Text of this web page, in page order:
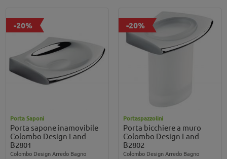
-20%
Porta Saponi
Porta sapone inamovibile
Colombo Design Land
B2801
Colombo Design Arredo Bagno
-20%
Portaspazzolini
Porta bicchiere a muro
Colombo Design Land
B2802
Colombo Design Arredo Bagno